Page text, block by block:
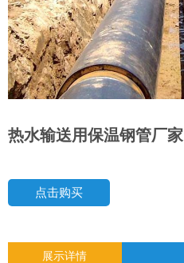
热水输送用保温钢管厂家
点击购买
展示详情